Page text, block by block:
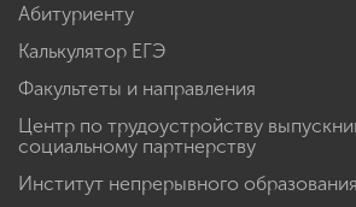
Абитуриенту
Калькулятор ЕГЭ
Факультеты и направления
Центр по трудоустройству
социальному партнерству
Институт непрерывного образования